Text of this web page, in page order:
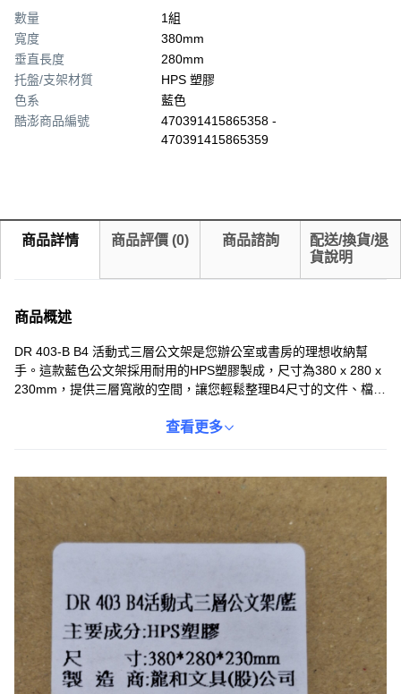
數量
1組
寬度
380mm
垂直長度
280mm
托盤/支架材質
HPS 塑膠
色系
藍色
酷澎商品編號
470391415865358 -
470391415865359
商品詳情 商品評價 (0) 商品諮詢
配送/換貨/退
貨說明
商品概述
DR 403-B B4 活動式三層公文架是您辦公室或書房的理想收納幫
手。這款藍色公文架採用耐用的HPS塑膠製成，尺寸為380 x 280 x
230mm，提供三層寬敞的空間，讓您輕鬆整理B4尺寸的文件、檔案
求。簡約時尚的外觀不僅提升工作效率，更能為您的辦公空間增添
查看更多